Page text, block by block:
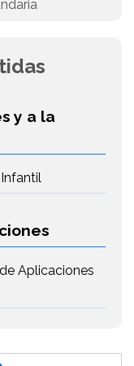
y a la
Aplicaciones